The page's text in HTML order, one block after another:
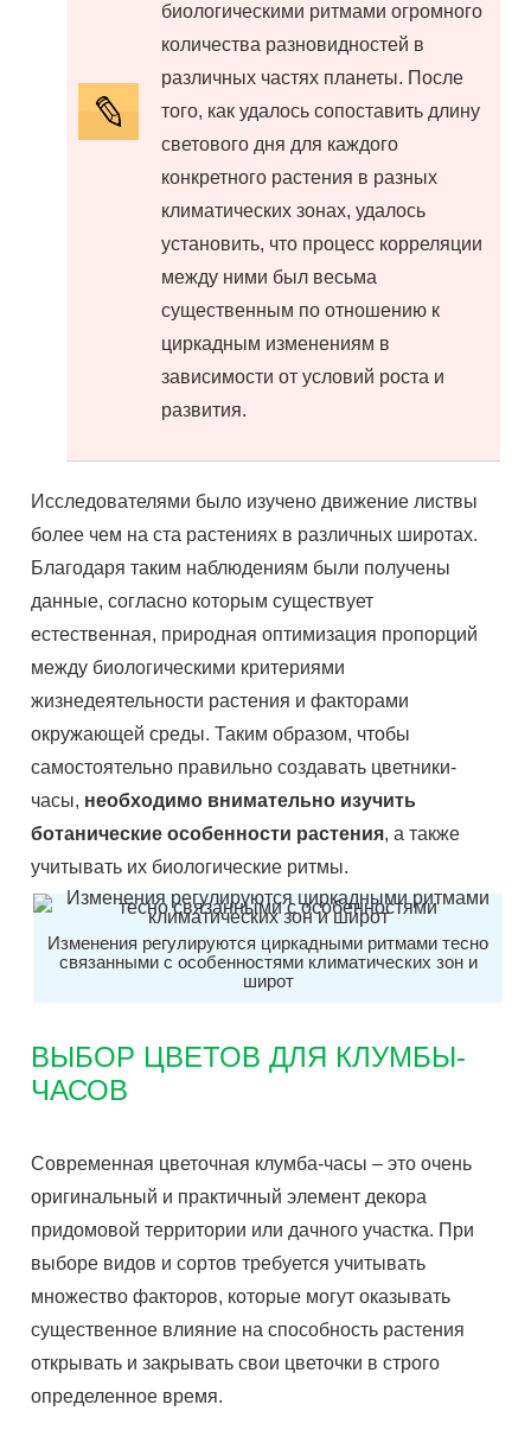
биологическими ритмами огромного
количества разновидностей в
различных частях планеты. После
того, как удалось сопоставить длину
светового дня для каждого
конкретного растения в разных
климатических зонах, удалось
установить, что процесс корреляции
между ними был весьма
существенным по отношению к
циркадным изменениям в
зависимости от условий роста и
развития.
Исследователями было изучено движение листвы
более чем на ста растениях в различных широтах.
Благодаря таким наблюдениям были получены
данные, согласно которым существует
естественная, природная оптимизация пропорций
между биологическими критериями
жизнедеятельности растения и факторами
окружающей среды. Таким образом, чтобы
самостоятельно правильно создавать цветники-
часы, необходимо внимательно изучить
ботанические особенности растения, а также
учитывать их биологические ритмы.
Изменения регулируются циркадными ритмами тесно
связанными с особенностями климатических зон и
широт
ВЫБОР ЦВЕТОВ ДЛЯ КЛУМБЫ-
ЧАСОВ
Современная цветочная клумба-часы – это очень
оригинальный и практичный элемент декора
придомовой территории или дачного участка. При
выборе видов и сортов требуется учитывать
множество факторов, которые могут оказывать
существенное влияние на способность растения
открывать и закрывать свои цветочки в строго
определенное время.